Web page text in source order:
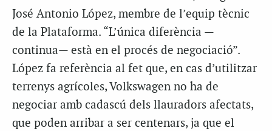
José Antonio López, membre de l’equip tècnic
de la Plataforma. “L’única diferència —
continua— està en el procés de negociació”.
López fa referència al fet que, en cas d’utilitzar
terrenys agrícoles, Volkswagen no ha de
negociar amb cadascú dels llauradors afectats,
que poden arribar a ser centenars, ja que el